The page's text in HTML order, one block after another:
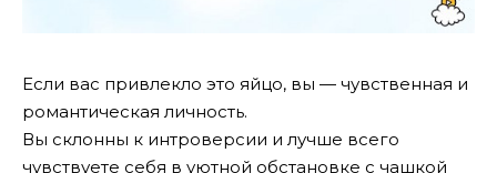
Если вас привлекло это яйцо, вы — чувственная и
романтическая личность.
Вы склонны к интроверсии и лучше всего
чувствуете себя в уютной обстановке с чашкой